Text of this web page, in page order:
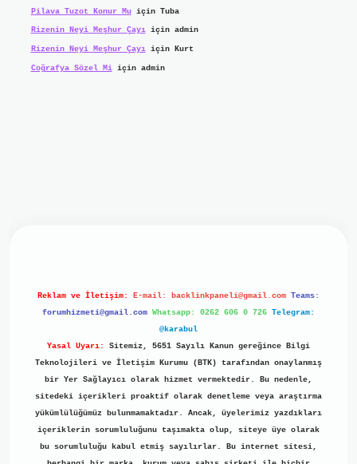
Pilava Tuzot Konur Muiçin Tuba
Rizenin Neyi Meşhur Çayıiçin admin
Rizenin Neyi Meşhur Çayıiçin Kurt
Coğrafya Sözel Miiçin admin
Reklam ve İletişim: E-mail: backlinkpaneli@gmail.com Teams:
forumhizmeti@gmail.com Whatsapp: 0262 606 0 726 Telegram:
@karabul
Yasal Uyarı:
Sitemiz, 5651 Sayılı Kanun gereğince Bilgi
Teknolojileri ve İletişim Kurumu (BTK) tarafından onaylanmış
bir Yer Sağlayıcı olarak hizmet vermektedir. Bu nedenle,
sitedeki içerikleri proaktif olarak denetleme veya araştırma
yükümlülüğümüz bulunmamaktadır. Ancak, üyelerimiz yazdıkları
içeriklerin sorumluluğunu taşımakta olup, siteye üye olarak
bu sorumluluğu kabul etmiş sayılırlar. Bu internet sitesi,